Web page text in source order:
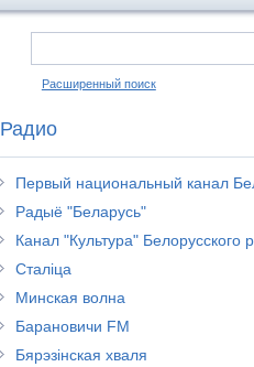
Расширенный поиск
Радио
Первый национальный канал
Радыё "Беларусь"
Канал "Культура" Белорусского
Сталіца
Минская волна
Барановичи FM
Бярэзiнская хваля